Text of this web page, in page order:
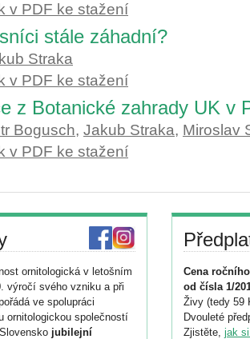
v PDF ke stažení
stále záhadní?
Straka
v PDF ke stažení
z Botanické zahrady UK v
Bogusch, Jakub Straka, Miroslav
v PDF ke stažení
ornitologická v letošním
výročí svého vzniku a při
ve spolupráci
ornitologickou společností
jubilejní
Cena
od čísla 1/
Živy (tedy 59
Dvouleté
Zjistěte, jak